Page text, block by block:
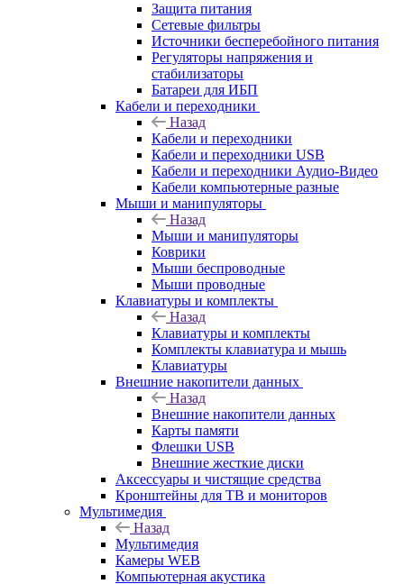
Защита питания
Сетевые фильтры
Источники бесперебойного питания
Регуляторы напряжения и
стабилизаторы
Батареи для ИБП
Кабели и переходники
Назад
Кабели и переходники
Кабели и переходники USB
Кабели и переходники Аудио-Видео
Кабели компьютерные разные
Мыши и манипуляторы
Назад
Мыши и манипуляторы
Коврики
Мыши беспроводные
Мыши проводные
Клавиатуры и комплекты
Назад
Клавиатуры и комплекты
Комплекты клавиатура и мышь
Клавиатуры
Внешние накопители данных
Назад
Внешние накопители данных
Карты памяти
Флешки USB
Внешние жесткие диски
Аксессуары и чистящие средства
Кронштейны для ТВ и мониторов
Мультимедия
Назад
Мультимедия
Камеры WEB
Компьютерная акустика